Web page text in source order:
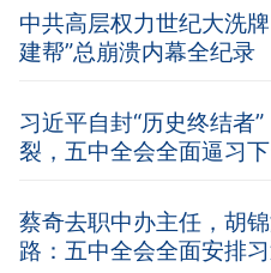
中共高层权力世纪大洗
建帮”总崩溃内幕全纪录
习近平自封“历史终结者
裂，五中全会全面逼习下
蔡奇去职中办主任，胡
路：五中全会全面安排